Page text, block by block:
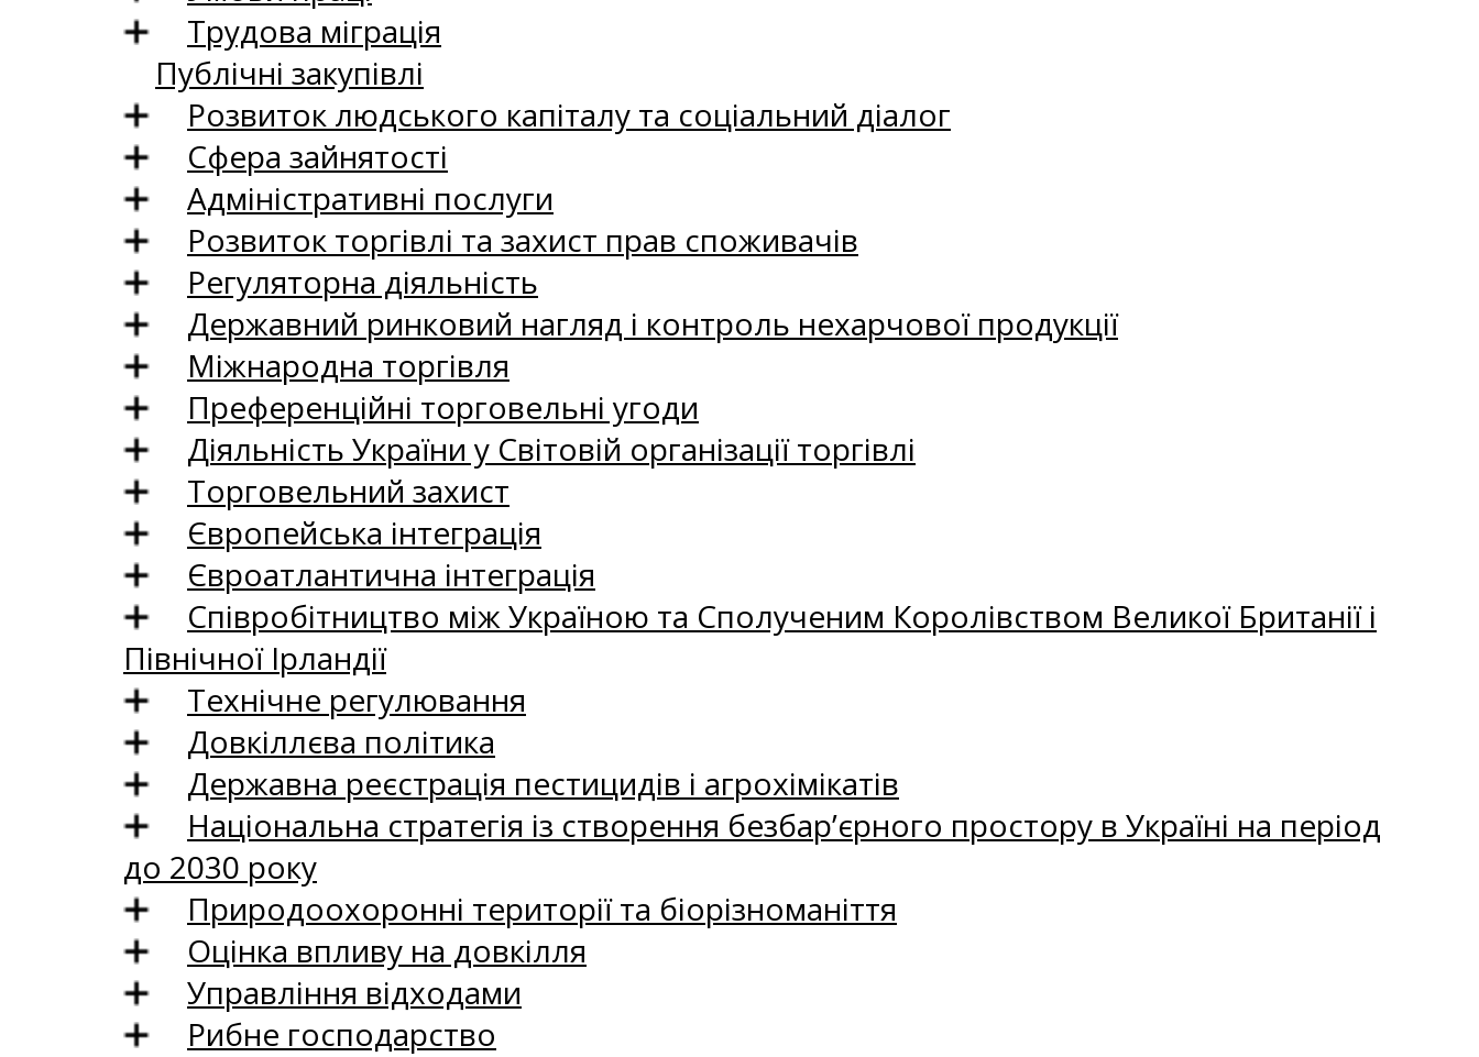
Трудова міграція
Публічні закупівлі
Розвиток людського капіталу та соціальний діалог
Сфера зайнятості
Адміністративні послуги
Розвиток торгівлі та захист прав споживачів
Регуляторна діяльність
Державний ринковий нагляд і контроль нехарчової продукції
Міжнародна торгівля
Преференційні торговельні угоди
Діяльність України у Світовій організації торгівлі
Торговельний захист
Європейська інтеграція
Євроатлантична інтеграція
Співробітництво між Україною та Сполученим Королівством Великої Британії і
Північної Ірландії
Технічне регулювання
Довкіллєва політика
Державна реєстрація пестицидів і агрохімікатів
Національна стратегія із створення безбар’єрного простору в Україні на період
до 2030 року
Природоохоронні території та біорізноманіття
Оцінка впливу на довкілля
Управління відходами
Рибне господарство